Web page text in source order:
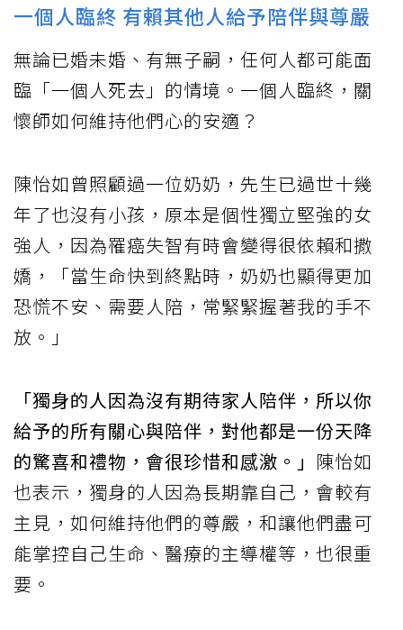
一個人臨終 有賴其他人給予陪伴與尊嚴
無論已婚未婚、有無子嗣，任何人都可能面
臨「一個人死去」的情境。一個人臨終，關
懷師如何維持他們心的安適？
陳怡如曾照顧過一位奶奶，先生已過世十幾
年了也沒有小孩，原本是個性獨立堅強的女
強人，因為罹癌失智有時會變得很依賴和撒
嬌，「當生命快到終點時，奶奶也顯得更加
恐慌不安、需要人陪，常緊緊握著我的手不
放。」
「獨身的人因為沒有期待家人陪伴，所以你
給予的所有關心與陪伴，對他都是一份天降
的驚喜和禮物，會很珍惜和感激。」 陳怡如
也表示，獨身的人因為長期靠自己，會較有
主見，如何維持他們的尊嚴，和讓他們盡可
能掌控自己生命、醫療的主導權等，也很重
要。